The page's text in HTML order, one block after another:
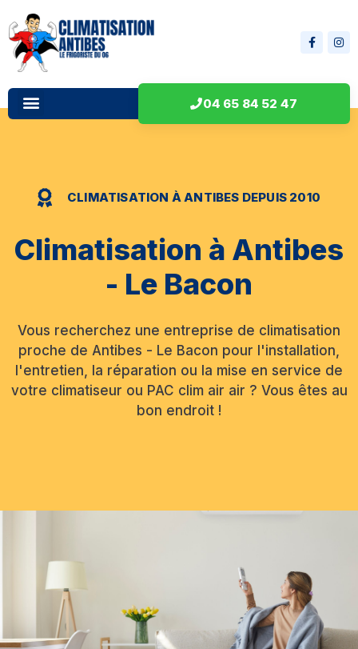
04 65 84 52 47
CLIMATISATION À ANTIBES DEPUIS 2010
Climatisation à Antibes
- Le Bacon
Vous recherchez une entreprise de climatisation
proche de Antibes - Le Bacon pour l'installation,
l'entretien, la réparation ou la mise en service de
votre climatiseur ou PAC clim air air ? Vous êtes au
bon endroit !